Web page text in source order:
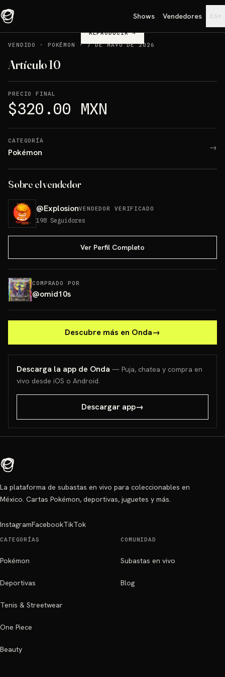
Shows Vendedores ES ▾
REPRODUCIR→
VENDIDO
· POKÉMON ·7 DE MAYO DE 2026
Artículo 10
PRECIO FINAL
$320.00 MXN
CATEGORÍA
Pokémon →
Sobre el vendedor
@ExplosionVENDEDOR VERIFICADO
198 Seguidores
Ver Perfil Completo
COMPRADO POR
@omid10s
Descubre más en Onda→
Descarga la app de Onda — Puja, chatea y compra en
vivo desde iOS o Android.
Descargar app→
La plataforma de subastas en vivo para coleccionables en
México. Cartas Pokémon, deportivas, juguetes y más.
InstagramFacebookTikTok
CATEGORÍAS
Pokémon
Deportivas
Tenis & Streetwear
One Piece
Beauty
COMUNIDAD
Subastas en vivo
Blog